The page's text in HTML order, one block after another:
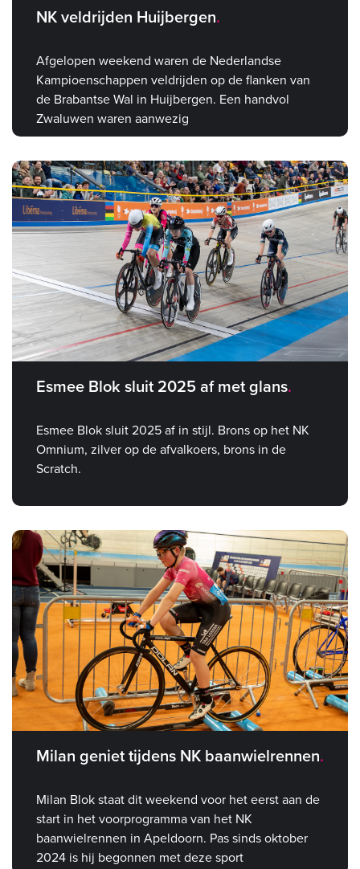
NK veldrijden Huijbergen
Afgelopen weekend waren de Nederlandse
Kampioenschappen veldrijden op de flanken van
de Brabantse Wal in Huijbergen. Een handvol
Zwaluwen waren aanwezig
Esmee Blok sluit 2025 af met glans
Esmee Blok sluit 2025 af in stijl. Brons op het NK
Omnium, zilver op de afvalkoers, brons in de
Scratch.
Milan geniet tijdens NK baanwielrennen
Milan Blok staat dit weekend voor het eerst aan de
start in het voorprogramma van het NK
baanwielrennen in Apeldoorn. Pas sinds oktober
2024 is hij begonnen met deze sport